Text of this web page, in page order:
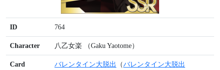
ID 764
Character 八乙女楽 （Gaku Yaotome）
Card バレンタイン大脱出 （バレンタイン大脱出